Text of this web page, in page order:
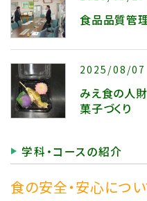
食品品質管
2025/08/07
みえ食の人
菓子づくり
2025/08/06
食品化学実
学科・コースの紹介
食の安全・安心につ